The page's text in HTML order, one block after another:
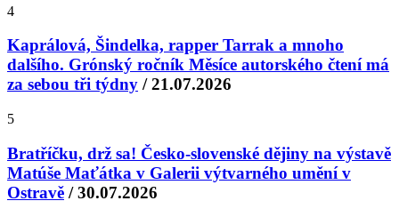
4
Kaprálová, Šindelka, rapper Tarrak a mnoho
dalšího. Grónský ročník Měsíce autorského čtení má
za sebou tři týdny / 21.07.2026
5
Bratříčku, drž sa! Česko-slovenské dějiny na výstavě
Matúše Maťátka v Galerii výtvarného umění v
Ostravě / 30.07.2026